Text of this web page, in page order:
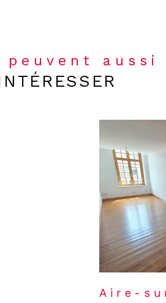
peuvent aussi
Aire-